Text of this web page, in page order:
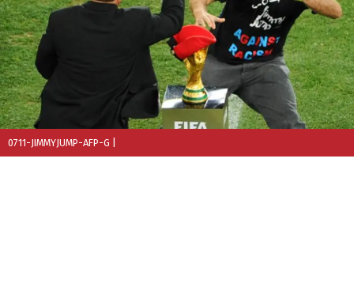
0711-JIMMYJUMP-AFP-G